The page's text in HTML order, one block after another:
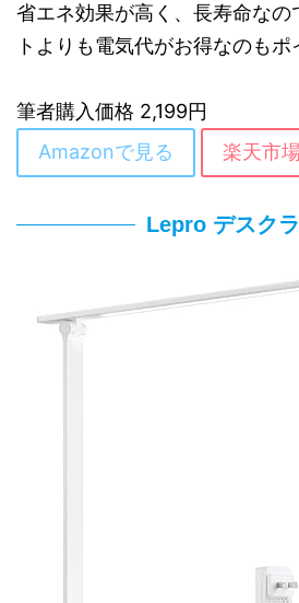
省エネ効果が高く、長寿命なの
トよりも電気代がお得なのもポ
筆者購入価格 2,199円
Amazonで見る
楽天市
Lepro デスク